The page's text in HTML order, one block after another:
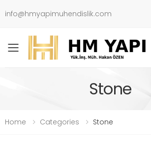
info@hmyapimuhendislik.com
Toggle mobile menu
Stone
Home Categories Stone